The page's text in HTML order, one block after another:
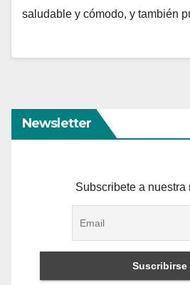
saludable y cómodo, y también
Newsletter
Subscribete a nuestra